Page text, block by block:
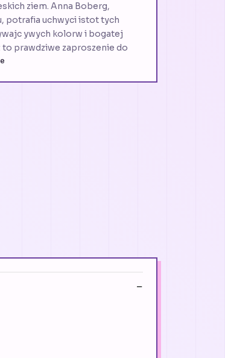
ziem. Anna Boberg,
potrafia uchwyci istot tych
ywych kolorw i bogatej
to prawdziwe zaproszenie do